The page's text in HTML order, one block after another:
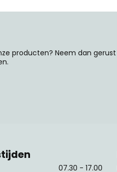
producten? Neem dan gerust
07.30 - 17.00